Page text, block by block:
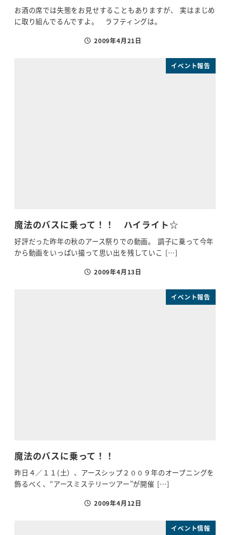
お酒の席では失態をお見せすることもありますが、 実はまじめ
に取り組んでるんですよ。 ラフティングは。
投稿日2009年4月21日
イベント報告
魔法のバスに乗って！！ ハイライト☆
好評だった昨年の秋のアース祭りでの動画。 調子に乗って今年
から動画をいっぱい撮って思い出を残していこ […]
投稿日2009年4月13日
イベント報告
魔法のバスに乗って！！
昨日４／１１(土）、アースシップ２００９年のオープニングを
飾るべく、“アースミステリーツアー”が開催 […]
投稿日2009年4月12日
イベント情報